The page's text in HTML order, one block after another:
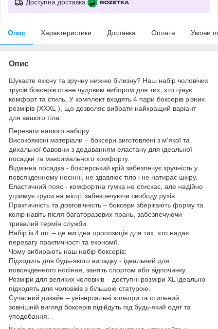
Доступна доставка
Опис Характеристики Доставка Оплата Умови
Опис
Шукаєте якісну та зручну нижню білизну? Наш набір чоловічих
трусів боксерів стане чудовим вибором для тих, хто цінує
комфорт та стиль. У комплект входять 4 пари боксерів різних
розмірів (ХХXL ), що дозволяє вибрати найкращий варіант
для вашого тіла.
Переваги нашого набору:
Високоякісні матеріали – боксери виготовлені з м'якої та
дихальної бавовни з додаванням еластану для ідеальної
посадки та максимального комфорту.
Відмінна посадка - боксерський крій забезпечує зручність у
повсякденному носінні, не здавлює тіло і не натирає шкіру.
Еластичний пояс - комфортна гумка не стискає, але надійно
утримує труси на місці, забезпечуючи свободу рухів.
Практичність та довговічність – боксери зберігають форму та
колір навіть після багаторазових прань, забезпечуючи
тривалий термін служби.
Набір із 4 шт. – це вигідна пропозиція для тих, хто надає
перевагу практичності та економії.
Чому вибирають наш набір боксерів:
Підходить для будь-якого випадку - ідеальний для
повсякденного носіння, занять спортом або відпочинку.
Розміри для великих чоловіків – доступні розміри XL ідеально
підходять для чоловіків з більшою статурою.
Сучасний дизайн – універсальні кольори та стильний
зовнішній вигляд боксерів підійдуть під будь-який одяг та
уподобання.